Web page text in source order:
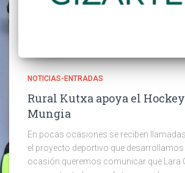
NOTICIAS-ENTRADAS
Rural Kutxa apoya el
Mungia
En pocas ocasiones se reciben
el proyecto deportivo que desarrollamos
ocasión queremos comunicar que Lara